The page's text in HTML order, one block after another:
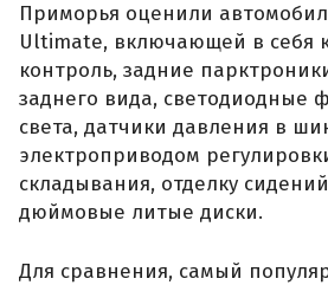
Приморья оценили
Ultimate, включающей в себя
контроль, задние
заднего вида, светодиодные
света, датчики давления в
электроприводом
складывания, отделку
дюймовые литые диски.
Для сравнения, самый